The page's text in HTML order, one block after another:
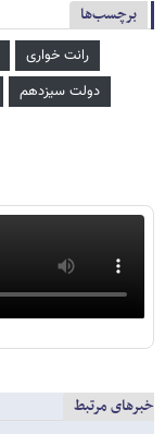
برچسب‌ها
رانت خواری
دولت سیزدهم
خبرهای مرتبط